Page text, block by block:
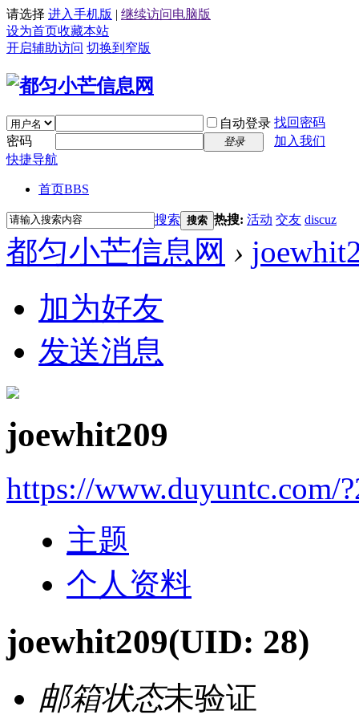
请选择 进入手机版 | 继续访问电脑版
设为首页收藏本站
开启辅助访问 切换到窄版
自动登录 找回密码
密码
登录
加入我们
快捷导航
首页BBS
搜索 搜索 热搜: 活动 交友 discuz
都匀小芒信息网 ›
加为好友
发送消息
joewhit209
https://www.duyuntc.com/
主题
个人资料
joewhit209(UID: 28)
邮箱状态未验证